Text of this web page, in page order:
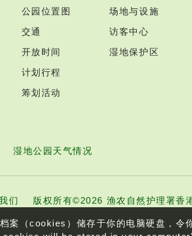
公园位置图
交通
开放时间
计划行程
筹划活动
场地与设施
访客中心
湿地保护区
湿地公园天气情况
们 版权所有©2026 渔农自然护理署香
案（cookies）储存于你的电脑硬盘，令